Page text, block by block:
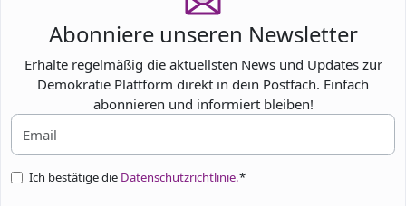
Abonniere unseren Newsletter
Erhalte regelmäßig die aktuellsten News und Updates zur
Demokratie Plattform direkt in dein Postfach. Einfach
abonnieren und informiert bleiben!
Ich bestätige die Datenschutzrichtlinie.*